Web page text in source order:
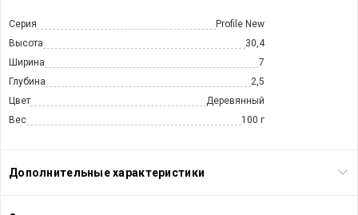
Серия
Profile New
Высота
30,4
Ширина
7
Глубина
2,5
Цвет
Деревянный
Вес
100 г
Дополнительные характеристики